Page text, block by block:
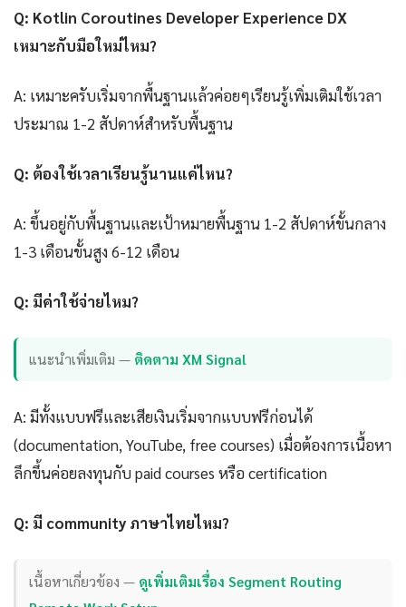
Q: Kotlin Coroutines Developer Experience DX
เหมาะกับมือใหม่ไหม?
A: เหมาะครับเริ่มจากพื้นฐานแล้วค่อยๆเรียนรู้เพิ่มเติมใช้เวลา
ประมาณ 1-2 สัปดาห์สำหรับพื้นฐาน
Q: ต้องใช้เวลาเรียนรู้นานแค่ไหน?
A: ขึ้นอยู่กับพื้นฐานและเป้าหมายพื้นฐาน 1-2 สัปดาห์ขั้นกลาง
1-3 เดือนขั้นสูง 6-12 เดือน
Q: มีค่าใช้จ่ายไหม?
แนะนำเพิ่มเติม — ติดตาม XM Signal
A: มีทั้งแบบฟรีและเสียเงินเริ่มจากแบบฟรีก่อนได้
(documentation, YouTube, free courses) เมื่อต้องการเนื้อหา
ลึกขึ้นค่อยลงทุนกับ paid courses หรือ certification
Q: มี community ภาษาไทยไหม?
เนื้อหาเกี่ยวข้อง — ดูเพิ่มเติมเรื่อง Segment Routing